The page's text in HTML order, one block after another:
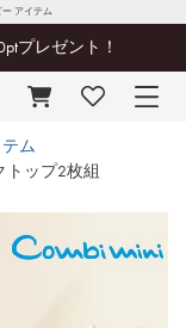
ー アイテム
プレゼント！
ム
トップ2枚組